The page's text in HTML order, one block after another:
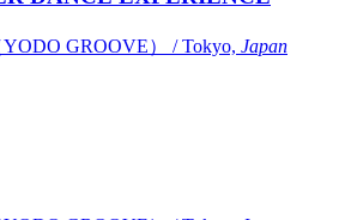
GROOVE） / Tokyo, Japan